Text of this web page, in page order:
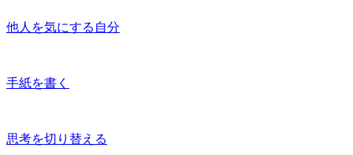
他人を気にする自分
手紙を書く
思考を切り替える